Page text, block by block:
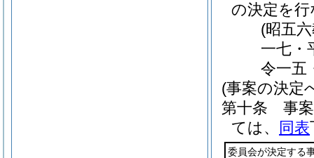
の決定を
(昭五
一七・
令一五
(事案の決定
第十条
事
ては、
同表
委員会が決定する